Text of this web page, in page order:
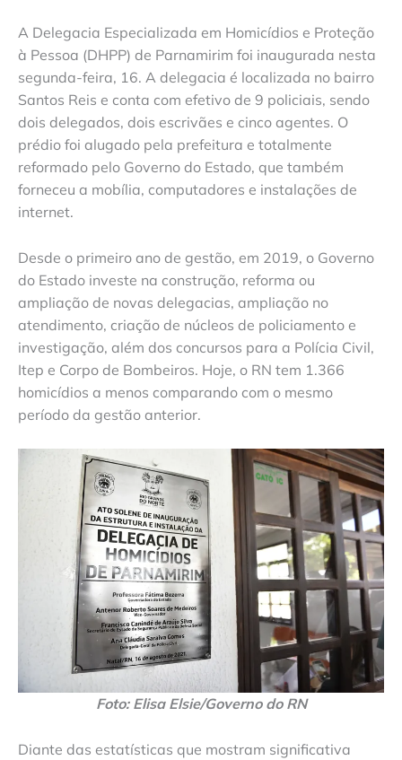
A Delegacia Especializada em Homicídios e Proteção
à Pessoa (DHPP) de Parnamirim foi inaugurada nesta
segunda-feira, 16. A delegacia é localizada no bairro
Santos Reis e conta com efetivo de 9 policiais, sendo
dois delegados, dois escrivães e cinco agentes. O
prédio foi alugado pela prefeitura e totalmente
reformado pelo Governo do Estado, que também
forneceu a mobília, computadores e instalações de
internet.
Desde o primeiro ano de gestão, em 2019, o Governo
do Estado investe na construção, reforma ou
ampliação de novas delegacias, ampliação no
atendimento, criação de núcleos de policiamento e
investigação, além dos concursos para a Polícia Civil,
Itep e Corpo de Bombeiros. Hoje, o RN tem 1.366
homicídios a menos comparando com o mesmo
período da gestão anterior.
Foto: Elisa Elsie/Governo do RN
Diante das estatísticas que mostram significativa